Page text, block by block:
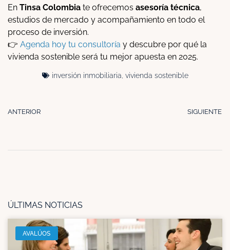
En Tinsa Colombia te ofrecemos asesoría técnica,
estudios de mercado y acompañamiento en todo el
proceso de inversión.
👉 Agenda hoy tu consultoría y descubre por qué la
vivienda sostenible será tu mejor apuesta en 2025.
inversión inmobiliaria vivienda sostenible
ANTERIOR SIGUIENTE
ÚLTIMAS NOTICIAS
AVALÚOS